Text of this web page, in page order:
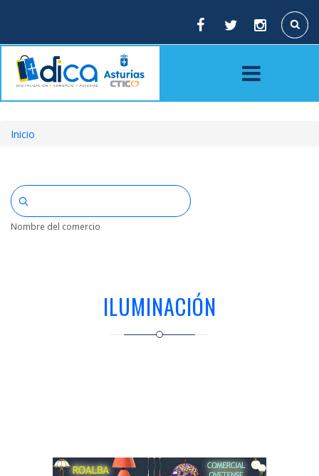
principal
Buscar
enlaces
de
ayuda
navegación
Inicio
Nombre del comercio
ILUMINACIÓN